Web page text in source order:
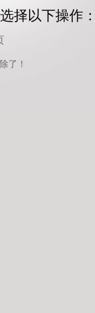
择以下操作
了！